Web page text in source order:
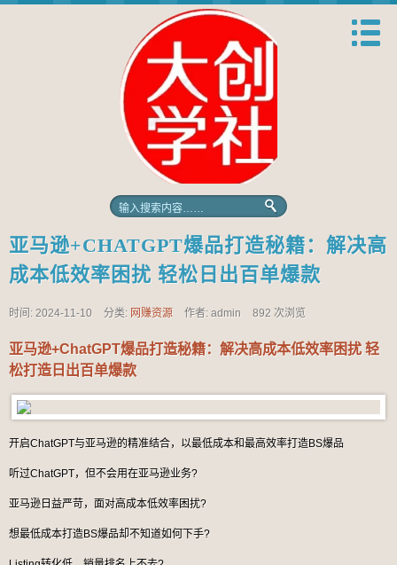
亚马逊+CHATGPT爆品打造秘籍：解决高
成本低效率困扰 轻松日出百单爆款
时间: 2024-11-10 分类: 网赚资源 作者: admin 892 次浏览
亚马逊+ChatGPT爆品打造秘籍：解决高成本低效率困扰 轻
松打造日出百单爆款
开启ChatGPT与亚马逊的精准结合，以最低成本和最高效率打造BS爆品
听过ChatGPT，但不会用在亚马逊业务?
亚马逊日益严苛，面对高成本低效率困扰?
想最低成本打造BS爆品却不知道如何下手?